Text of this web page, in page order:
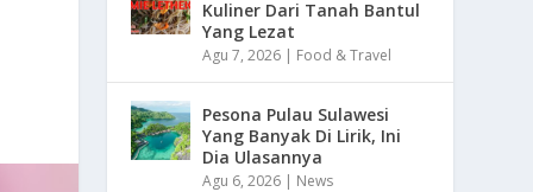
Kuliner Dari Tanah Bantul
Yang Lezat
Agu 7, 2026 | Food & Travel
Pesona Pulau Sulawesi
Yang Banyak Di Lirik, Ini
Dia Ulasannya
Agu 6, 2026 | News